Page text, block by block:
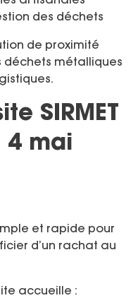
des déchets
de proximité
déchets métalliques
SIRMET
4 mai
et rapide pour
d’un rachat au
accueille :